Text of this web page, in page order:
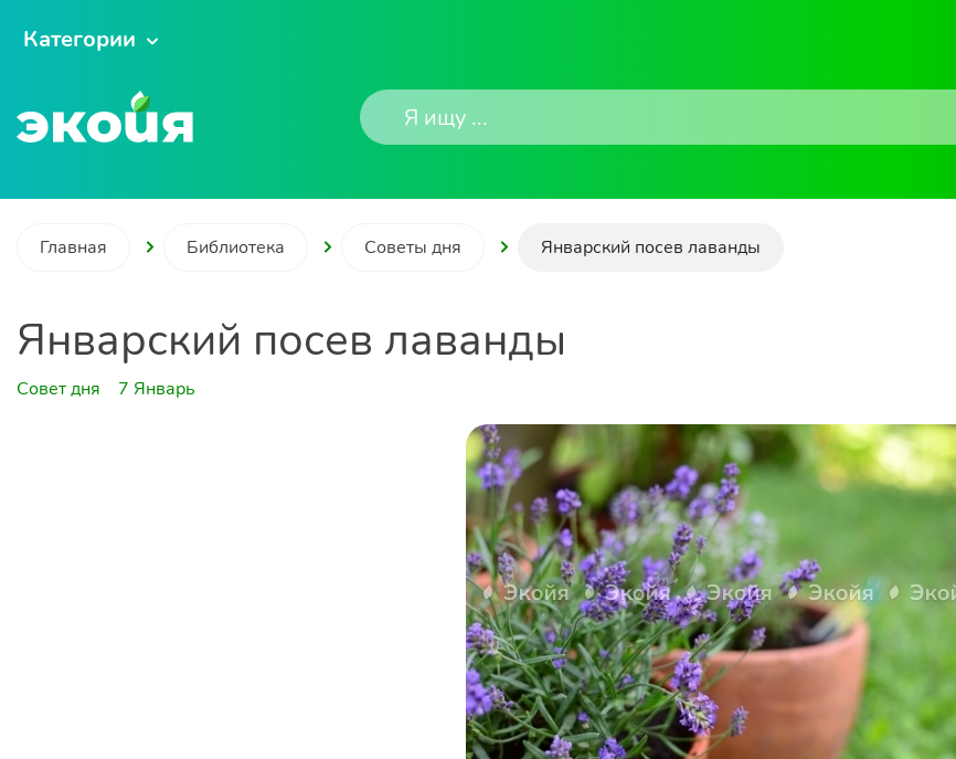
Категории
Главная Библиотека Советы дня Январский посев лаванды
Январский посев лаванды
Совет дня 7 Январь